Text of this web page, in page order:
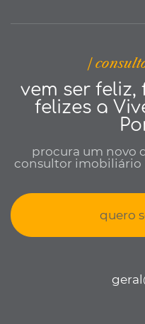
|
vem ser
felizes a
procura um novo
consultor imobiliário
quero